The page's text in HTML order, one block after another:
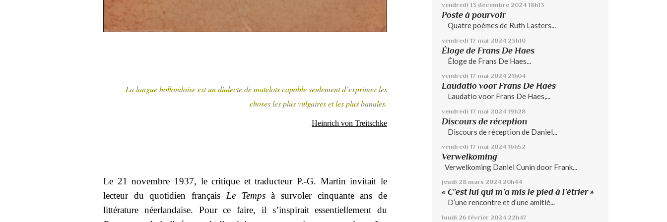
La langue hollandaise est un dialecte de matelots capable seulement d’exprimer les
choses les plus vulgaires et les plus banales.
Heinrich von Treitschke
Le 21 novembre 1937, le critique et traducteur P.-G. Martin invitait le
lecteur du quotidien français Le Tempsà survoler cinquante ans de
littérature néerlandaise. Pour ce faire, il s’inspirait essentiellement du
vendredi 13 décembre 2024 18h13
Poste à pourvoir
Quatre poèmes de Ruth Lasters...
vendredi 17 mai 2024 23h10
Éloge de Frans De Haes
Éloge de Frans De Haes...
vendredi 17 mai 2024 21h04
Laudatio voor Frans De Haes
Laudatio voor Frans De Haes,...
vendredi 17 mai 2024 19h28
Discours de réception
Discours de réception de Daniel...
vendredi 17 mai 2024 16h52
Verwelkoming
Verwelkoming Daniel Cunin door Frank...
jeudi 28 mars 2024 20h44
« C’est lui qui m’a mis le pied à l’étrier »
D’une rencontre et d’une amitié...
lundi 26 février 2024 22h47